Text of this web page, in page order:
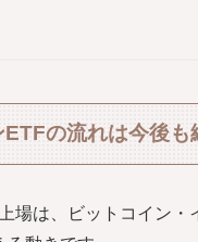
の流れは今後も
場は、ビットコイン・